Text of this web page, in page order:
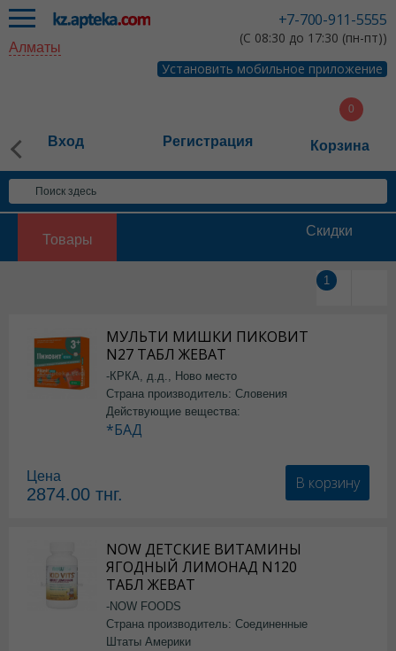
+7-700-911-5555
(С 08:30 до 17:30 (пн-пт))
Установить мобильное приложение
Алматы
Вход Регистрация Корзина
Товары
Скидки
1
МУЛЬТИ МИШКИ ПИКОВИТ
N27 ТАБЛ ЖЕВАТ
-КРКА, д.д., Ново место
Страна производитель: Словения
Действующие вещества:
*БАД
Цена
2874.00 тнг.
В корзину
NOW ДЕТСКИЕ ВИТАМИНЫ
ЯГОДНЫЙ ЛИМОНАД N120
ТАБЛ ЖЕВАТ
-NOW FOODS
Страна производитель: Соединенные
Штаты Америки